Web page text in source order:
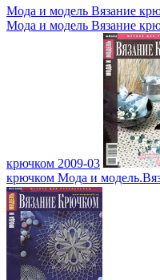
Мода и модель Вязание
Мода и модель Вязание
крючком 2009-03
крючком Мода и